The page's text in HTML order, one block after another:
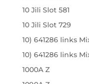
10 Jili Slot 581
10 Jili Slot 729
10) 641286 links
10) 641286 links
1000A Z